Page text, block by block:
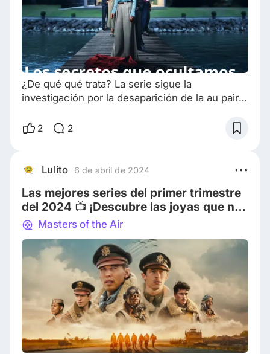
¿De qué qué trata? La serie sigue la
investigación por la desaparición de la au pair
en Dinamarca. ¿Qué es una au pair? La
cuidar a sus hijos y ayudar con pequeñas
comida y una pequeña paga de bolsillo. Es un
empleo tempora
2 2
Lulito 6 de abril de 2024
Las mejores series del primer trimestre
del 2024 📺 ¡Descubre las joyas que no
te puedes perder!
Masters of the Air